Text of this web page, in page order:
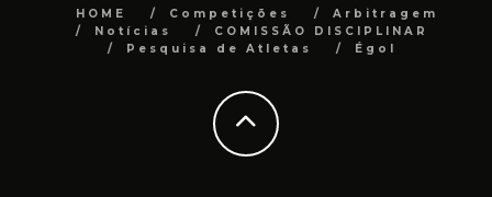
HOME Competições
Arbitragem
Notícias
COMISSÃO DISCIPLINAR
Pesquisa de Atletas
Égol